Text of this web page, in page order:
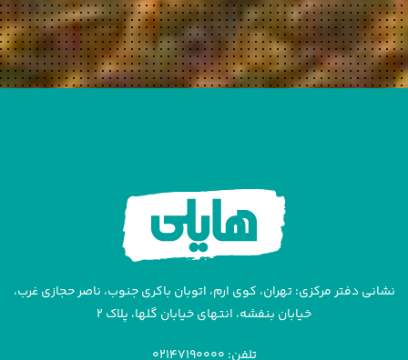
نشانی دفتر مرکزی: تهران، کوی ارم، اتوبان باکری جنوب، ناصر حجازی غرب،
خیابان بنفشه، انتهای خیابان گلها، پلاک ۲
تلفن: ۰۲۱۴۷۱۹۰۰۰۰